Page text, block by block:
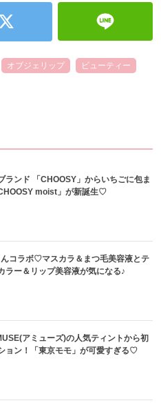
オブジェリップ ビューティー
ランド 「CHOOSY」からいちごに包ま
moist」が新誕生♡
コラボ♡マスカラ＆まつ毛美容液とテ
ラー＆リップ美容液が気になる♪
アミューズ)の人気ティントから初
ョン！「東京モモ」が可愛すぎる♡